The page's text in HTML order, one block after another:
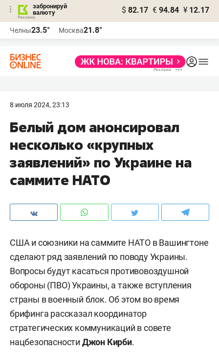
забронируй
валюту
$ 82.17 € 94.84 ¥ 12.17
Челны23.5° Москва21.8°
8 июля 2024, 23:13
Белый дом анонсировал
несколько «крупных
заявлений» по Украине на
саммите НАТО
США и союзники на саммите НАТО в Вашингтоне
сделают ряд заявлений по поводу Украины.
Вопросы будут касаться противовоздушной
обороны (ПВО) Украины, а также вступления
страны в военный блок. Об этом во время
брифинга рассказал координатор
стратегических коммуникаций в совете
нацбезопасности Джон Кирби.